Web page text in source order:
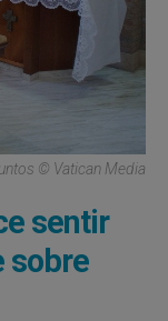
© Vatican Media
sentir
sobre